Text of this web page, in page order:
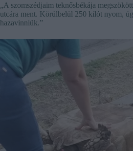
„A szomszédjaim teknősbékája
utcára ment. Körülbelül 250 kilót nyom,
hazavinniük.”